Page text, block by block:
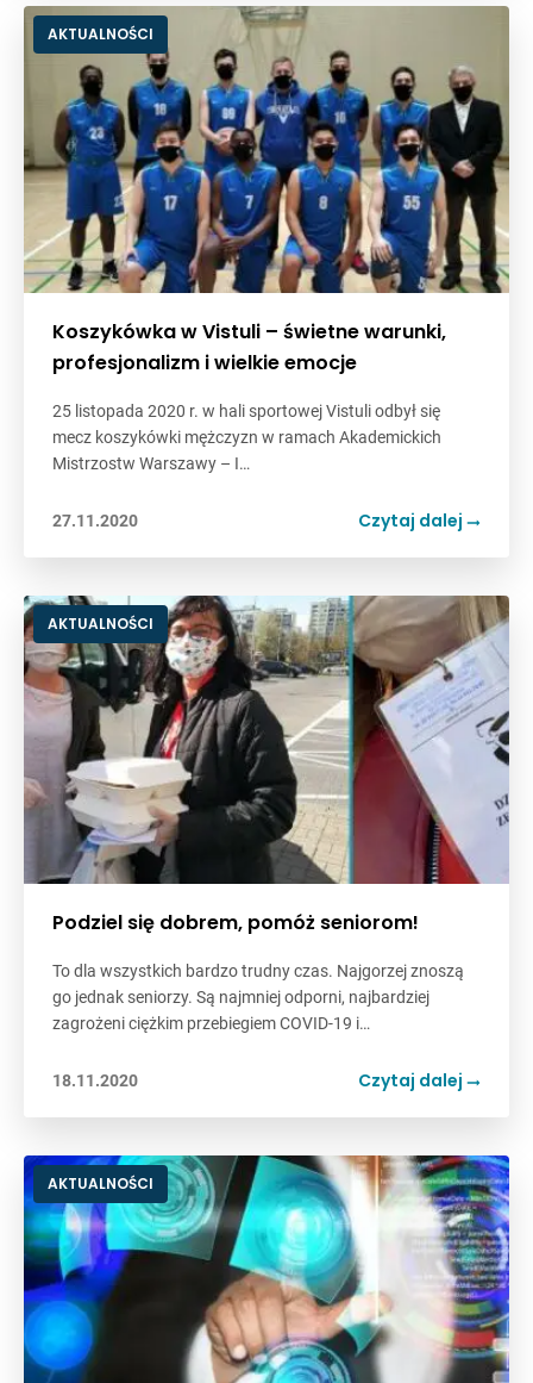
AKTUALNOŚCI
Koszykówka w Vistuli – świetne warunki,
profesjonalizm i wielkie emocje
25 listopada 2020 r. w hali sportowej Vistuli odbył się
mecz koszykówki mężczyzn w ramach Akademickich
Mistrzostw Warszawy – I…
27.11.2020 Czytaj dalej
AKTUALNOŚCI
Podziel się dobrem, pomóż seniorom!
To dla wszystkich bardzo trudny czas. Najgorzej znoszą
go jednak seniorzy. Są najmniej odporni, najbardziej
zagrożeni ciężkim przebiegiem COVID-19 i…
18.11.2020 Czytaj dalej
AKTUALNOŚCI